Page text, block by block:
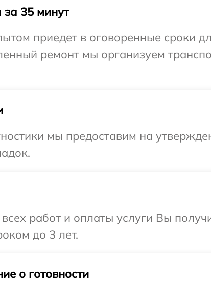
35 минут
приедет в оговоренные сроки
ремонт мы организуем
мы предоставим на
работ и оплаты услуги Вы
до 3 лет.
о готовности